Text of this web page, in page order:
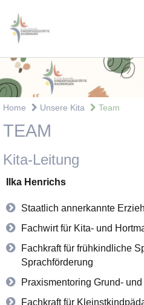
Home Unsere Kita Team
TEAM
Kita-Leitung
Ilka Henrichs
Staatlich annerkannte
Fachwirt für Kita- und
Fachkraft für frühkindliche
Sprachförderung
Praxismentoring Grund-
Fachkraft für